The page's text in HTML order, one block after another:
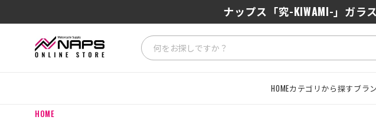
ナップス「究-KIWAMI-」ガラ
SENA J30/J10を徹底比較｜コスパ最
HOMEカテゴリから探すブラ
HOME